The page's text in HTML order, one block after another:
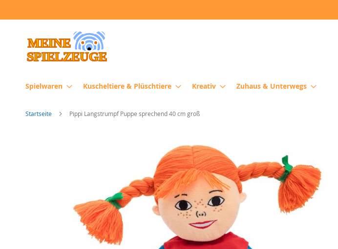
zum
Spielwaren Kuscheltiere & Plüschtiere Kreativ Zuhaus & Unterwegs
Startseite Pippi Langstrumpf Puppe sprechend 40 cm groß